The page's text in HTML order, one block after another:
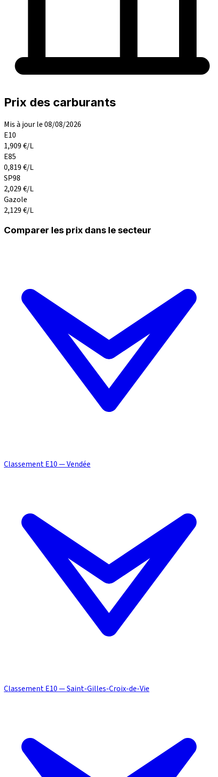
Prix des carburants
Mis à jour le 08/08/2026
E10
1,909€/L
E85
0,819€/L
SP98
2,029€/L
Gazole
2,129€/L
Comparer les prix dans le secteur
Classement E10 — Vendée
Classement E10 — Saint-Gilles-Croix-de-Vie